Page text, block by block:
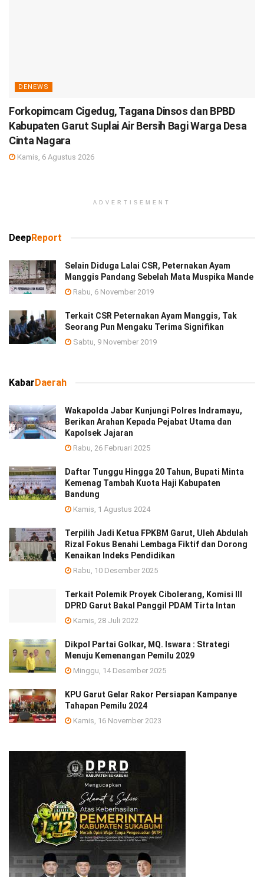
DENEWS
Forkopimcam Cigedug, Tagana Dinsos dan BPBD
Kabupaten Garut Suplai Air Bersih Bagi Warga Desa
Cinta Nagara
Kamis, 6 Agustus 2026
ADVERTISEMENT
DeepReport
Selain Diduga Lalai CSR, Peternakan Ayam
Manggis Pandang Sebelah Mata Muspika Mande
Rabu, 6 November 2019
Terkait CSR Peternakan Ayam Manggis, Tak
Seorang Pun Mengaku Terima Signifikan
Sabtu, 9 November 2019
Kabar Daerah
Wakapolda Jabar Kunjungi Polres Indramayu,
Berikan Arahan Kepada Pejabat Utama dan
Kapolsek Jajaran
Rabu, 26 Februari 2025
Daftar Tunggu Hingga 20 Tahun, Bupati Minta
Kemenag Tambah Kuota Haji Kabupaten
Bandung
Kamis, 1 Agustus 2024
Terpilih Jadi Ketua FPKBM Garut, Uleh Abdulah
Rizal Fokus Benahi Lembaga Fiktif dan Dorong
Kenaikan Indeks Pendidikan
Rabu, 10 Desember 2025
Terkait Polemik Proyek Cibolerang, Komisi III
DPRD Garut Bakal Panggil PDAM Tirta Intan
Kamis, 28 Juli 2022
Dikpol Partai Golkar, MQ. Iswara : Strategi
Menuju Kemenangan Pemilu 2029
Minggu, 14 Desember 2025
KPU Garut Gelar Rakor Persiapan Kampanye
Tahapan Pemilu 2024
Kamis, 16 November 2023